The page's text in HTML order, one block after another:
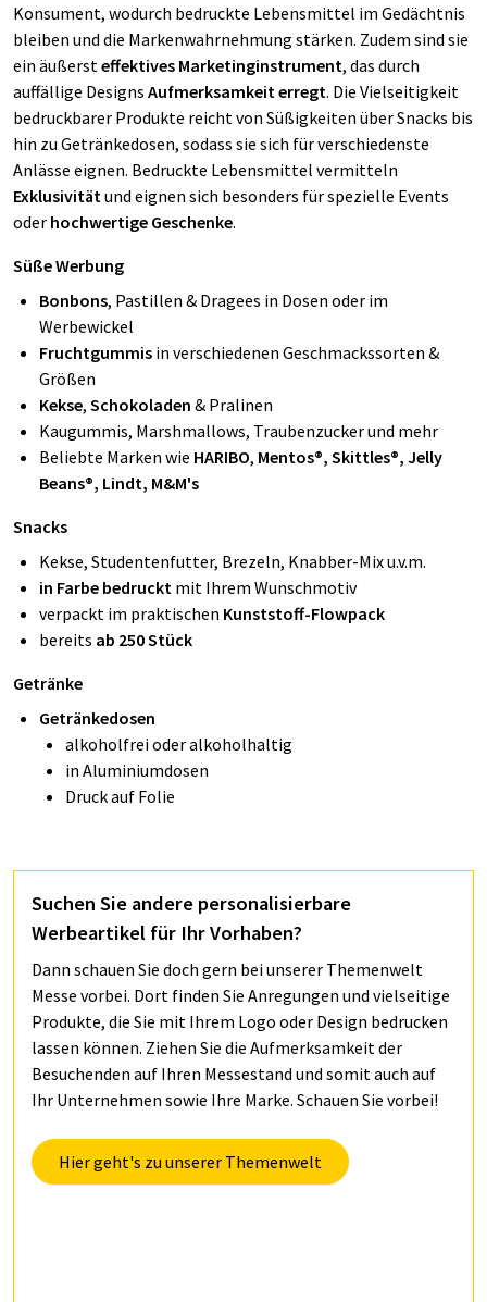
Konsument, wodurch bedruckte Lebensmittel im Gedächtnis
bleiben und die Markenwahrnehmung stärken. Zudem sind sie
ein äußerst effektives Marketinginstrument, das durch
auffällige Designs Aufmerksamkeit erregt. Die Vielseitigkeit
bedruckbarer Produkte reicht von Süßigkeiten über Snacks bis
hin zu Getränkedosen, sodass sie sich für verschiedenste
Anlässe eignen. Bedruckte Lebensmittel vermitteln
Exklusivität und eignen sich besonders für spezielle Events
oder hochwertige Geschenke.
Süße Werbung
Bonbons, Pastillen & Dragees in Dosen oder im
Werbewickel
Fruchtgummis in verschiedenen Geschmackssorten &
Größen
Kekse, Schokoladen & Pralinen
Kaugummis, Marshmallows, Traubenzucker und mehr
Beliebte Marken wie HARIBO, Mentos®, Skittles®, Jelly
Beans®, Lindt, M&M's
Snacks
Kekse, Studentenfutter, Brezeln, Knabber-Mix u.v.m.
in Farbe bedruckt mit Ihrem Wunschmotiv
verpackt im praktischen Kunststoff-Flowpack
bereits ab 250 Stück
Getränke
Getränkedosen
alkoholfrei oder alkoholhaltig
in Aluminiumdosen
Druck auf Folie
Suchen Sie andere personalisierbare
Werbeartikel für Ihr Vorhaben?
Dann schauen Sie doch gern bei unserer Themenwelt
Messe vorbei. Dort finden Sie Anregungen und vielseitige
Produkte, die Sie mit Ihrem Logo oder Design bedrucken
lassen können. Ziehen Sie die Aufmerksamkeit der
Besuchenden auf Ihren Messestand und somit auch auf
Ihr Unternehmen sowie Ihre Marke. Schauen Sie vorbei!
Hier geht's zu unserer Themenwelt